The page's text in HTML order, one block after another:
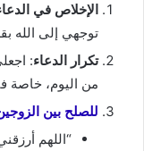
الإخلاص في
توجهي إلى الله
تكرار الدعاء:
من اليوم، خاصة
للصلح بين
“اللهم